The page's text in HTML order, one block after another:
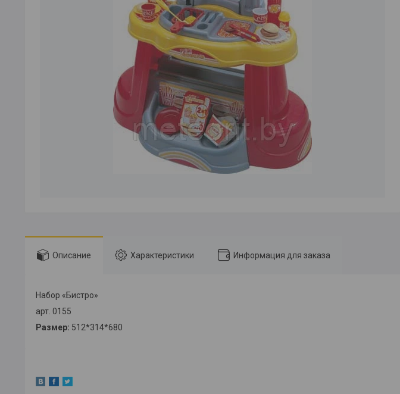
Описание Характеристики Информация для заказа
Набор «Бистро»
арт. 0155
Размер: 512*314*680